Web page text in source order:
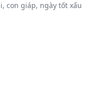
con giáp, ngày tốt xấu